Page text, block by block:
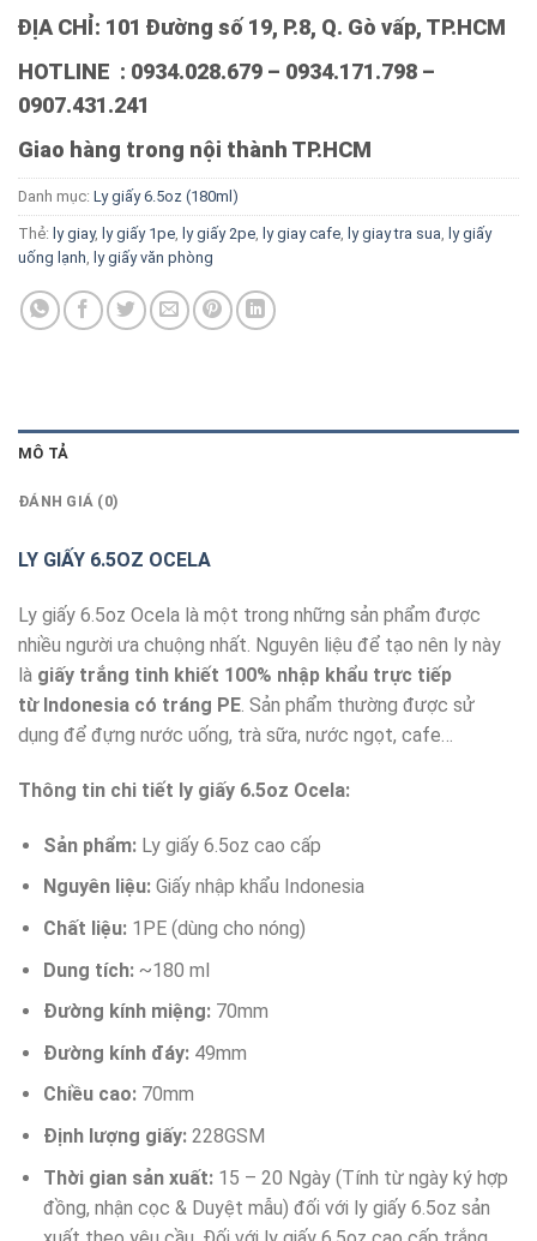
ĐỊA CHỈ: 101 Đường số 19, P.8, Q. Gò vấp, TP.HCM
HOTLINE : 0934.028.679 – 0934.171.798 –
0907.431.241
Giao hàng trong nội thành TP.HCM
Danh mục: Ly giấy 6.5oz (180ml)
Thẻ: ly giay, ly giấy 1pe ly giấy 2pe ly giay cafe ly giay tra sua ly giấy
uống lạnh ly giấy văn phòng
MÔ TẢ
ĐÁNH GIÁ (0)
LY GIẤY 6.5OZ OCELA
Ly giấy 6.5oz Ocela là một trong những sản phẩm được
nhiều người ưa chuộng nhất. Nguyên liệu để tạo nên ly này
là giấy trắng tinh khiết 100% nhập khẩu trực tiếp
từ Indonesia có tráng PE. Sản phẩm thường được sử
dụng để đựng nước uống, trà sữa, nước ngọt, cafe…
Thông tin chi tiết ly giấy 6.5oz Ocela:
Sản phẩm: Ly giấy 6.5oz cao cấp
Nguyên liệu: Giấy nhập khẩu Indonesia
Chất liệu: 1PE (dùng cho nóng)
Dung tích: ~180 ml
Đường kính miệng: 70mm
Đường kính đáy: 49mm
Chiều cao: 70mm
Định lượng giấy:228GSM
Thời gian sản xuất:15 – 20 Ngày (Tính từ ngày ký hợp
đồng, nhận cọc & Duyệt mẫu) đối với ly giấy 6.5oz sản